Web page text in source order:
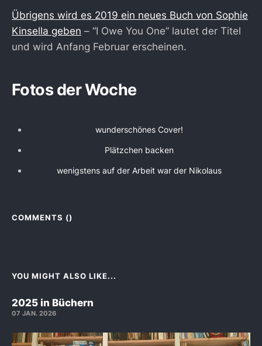
Übrigens wird es 2019 ein neues Buch von Sophie
Kinsella geben – “I Owe You One” lautet der Titel
und wird Anfang Februar erscheinen.
Fotos der Woche
wunderschönes Cover!
Plätzchen backen
wenigstens auf der Arbeit war der Nikolaus
COMMENTS ()
YOU MIGHT ALSO LIKE...
2025 in Büchern
07 JAN. 2026